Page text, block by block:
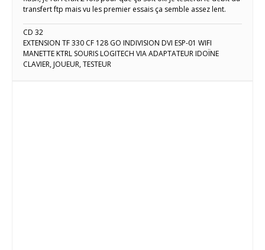
transfert ftp mais vu les premier essais ça semble assez lent.
CD 32
EXTENSION TF 330 CF 128 GO INDIVISION DVI ESP-01 WIFI
MANETTE KTRL SOURIS LOGITECH VIA ADAPTATEUR IDOÏNE
CLAVIER, JOUEUR, TESTEUR